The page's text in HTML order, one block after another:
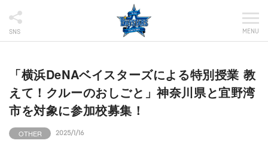
SNS MENU
「横浜DeNAベイスターズによる特別授業 教
えて！クルーのおしごと」神奈川県と宜野湾
市を対象に参加校募集！
OTHER 2025/1/16